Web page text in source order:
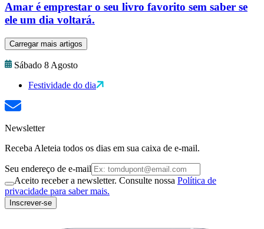
Amar é emprestar o seu livro favorito sem saber se
ele um dia voltará.
Carregar mais artigos
Sábado 8 Agosto
Festividade do dia
Newsletter
Receba Aleteia todos os dias em sua caixa de e-mail.
Seu endereço de e-mail
Aceito receber a newsletter. Consulte nossa Política de
privacidade para saber mais.
Inscrever-se